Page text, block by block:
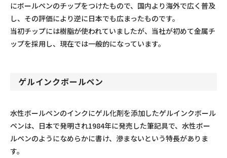
にボールペンのチップをつけたもので、国内より海外で広く普及
し、その評価により逆に日本でも広まったものです。
当初チップには樹脂が使われていましたが、当社が初めて金属チ
ップを採用し、現在では一般的になっています。
ゲルインクボールペン
水性ボールペンのインクにゲル化剤を添加したゲルインクボール
ペンは、日本で発明され1984年に発売した筆記具で、水性ボー
ルペンのようになめらかに書け、滲まないという特長がありま
す。